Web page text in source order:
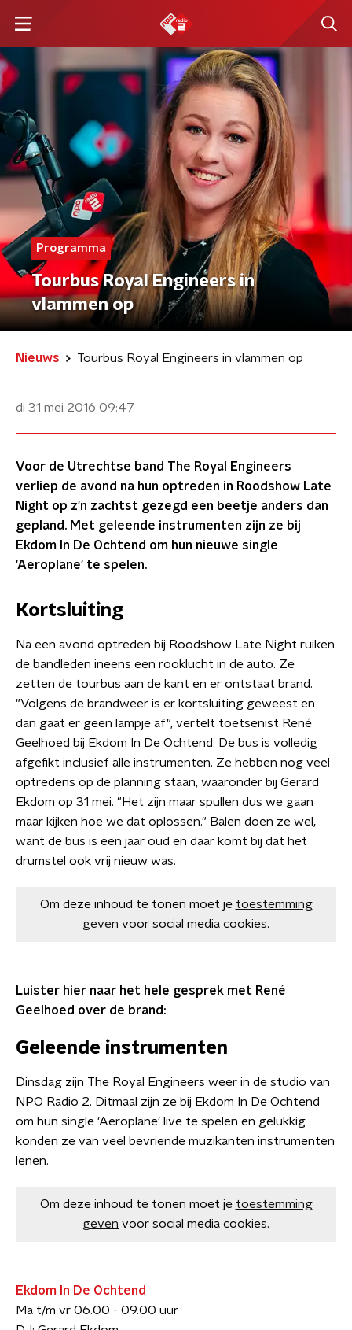
Programma
Tourbus Royal Engineers in
vlammen op
Nieuws Tourbus Royal Engineers in vlammen op
di 31 mei 2016 09:47
Voor de Utrechtse band The Royal Engineers
verliep de avond na hun optreden in Roodshow Late
Night op z'n zachtst gezegd een beetje anders dan
gepland. Met geleende instrumenten zijn ze bij
Ekdom In De Ochtend om hun nieuwe single
'Aeroplane' te spelen.
Kortsluiting
Na een avond optreden bij Roodshow Late Night ruiken
de bandleden ineens een rooklucht in de auto. Ze
zetten de tourbus aan de kant en er ontstaat brand.
"Volgens de brandweer is er kortsluiting geweest en
dan gaat er geen lampje af", vertelt toetsenist René
Geelhoed bij Ekdom In De Ochtend. De bus is volledig
afgefikt inclusief alle instrumenten. Ze hebben nog veel
optredens op de planning staan, waaronder bij Gerard
Ekdom op 31 mei. "Het zijn maar spullen dus we gaan
maar kijken hoe we dat oplossen." Balen doen ze wel,
want de bus is een jaar oud en daar komt bij dat het
drumstel ook vrij nieuw was.
Om deze inhoud te tonen moet je toestemming
geven voor social media cookies.
Luister hier naar het hele gesprek met René
Geelhoed over de brand:
Geleende instrumenten
Dinsdag zijn The Royal Engineers weer in de studio van
NPO Radio 2. Ditmaal zijn ze bij Ekdom In De Ochtend
om hun single 'Aeroplane' live te spelen en gelukkig
konden ze van veel bevriende muzikanten instrumenten
lenen.
Om deze inhoud te tonen moet je toestemming
geven voor social media cookies.
Ekdom In De Ochtend
Ma t/m vr 06.00 - 09.00 uur